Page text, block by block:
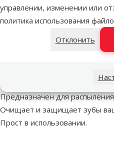
управлении, изменении или
политика использования
Отклонить
Средство по уходу за
зубами для собак –
Dental Hygiene Spray,
superzoo.product.detail.content
Средство по уходу за
Предназначен для
Очищает и защищает зубы
Прост в использовании.